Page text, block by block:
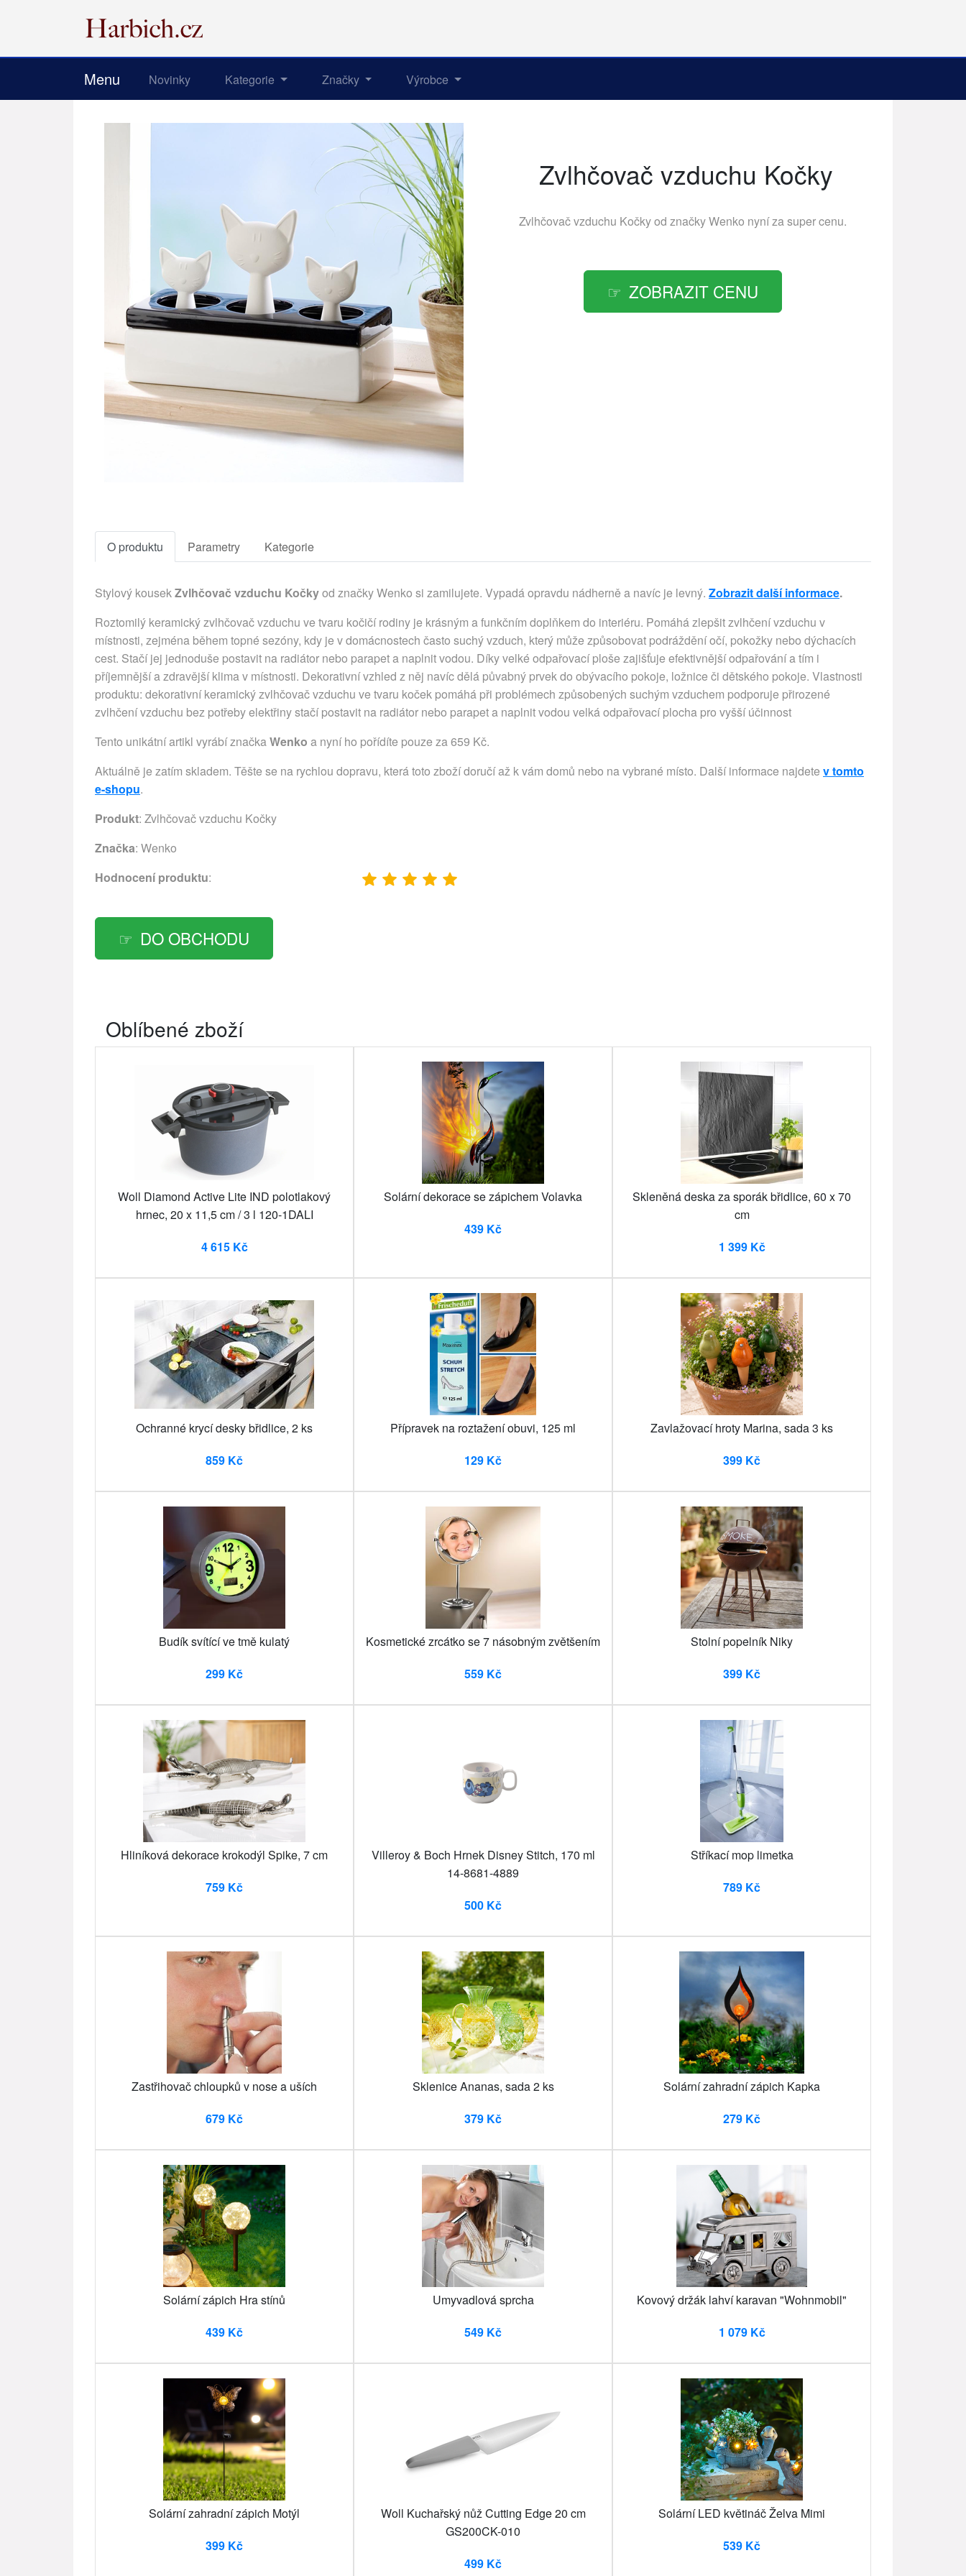
Menu Novinky Kategorie Značky Výrobce
Zvlhčovač vzduchu Kočky
Zvlhčovač vzduchu Kočky od značkyWenko nyní za super cenu.
ZOBRAZIT CENU
O produktu Parametry Kategorie
Stylový kousekZvlhčovač vzduchu Kočkyod značky Wenko si zamilujete. Vypadá opravdu nádherně a navíc je levný. Zobrazit další informace.
Roztomilý keramický zvlhčovač vzduchu ve tvaru kočičí rodiny je krásným a funkčním doplňkem do interiéru. Pomáhá zlepšit zvlhčení vzduchu v
místnosti, zejména během topné sezóny, kdy je v domácnostech často suchý vzduch, který může způsobovat podráždění očí, pokožky nebo dýchacích
cest. Stačí jej jednoduše postavit na radiátor nebo parapet a naplnit vodou. Díky velké odpařovací ploše zajišťuje efektivnější odpařování a tím i
příjemnější a zdravější klima v místnosti. Dekorativní vzhled z něj navíc dělá půvabný prvek do obývacího pokoje, ložnice či dětského pokoje. Vlastnosti
produktu: dekorativní keramický zvlhčovač vzduchu ve tvaru koček pomáhá při problémech způsobených suchým vzduchem podporuje přirozené
zvlhčení vzduchu bez potřeby elektřiny stačí postavit na radiátor nebo parapet a naplnit vodou velká odpařovací plocha pro vyšší účinnost
Tento unikátní artikl vyrábí značkaWenko a nyní ho pořídíte pouze za 659 Kč.
Aktuálně je zatím skladem. Těšte se na rychlou dopravu, která toto zboží doručí až k vám domů nebo na vybrané místo. Další informace najdete v tomto
e-shopu.
Produkt: Zvlhčovač vzduchu Kočky
Značka: Wenko
Hodnocení produktu:
DO OBCHODU
Oblíbené zboží
Woll Diamond Active Lite IND polotlakový
hrnec, 20 x 11,5 cm / 3 l 120-1DALI
4 615 Kč
Solární dekorace se zápichem Volavka
439 Kč
Skleněná deska za sporák břidlice, 60 x 70
cm
1 399 Kč
Ochranné krycí desky břidlice, 2 ks
859 Kč
Přípravek na roztažení obuvi, 125 ml
129 Kč
Zavlažovací hroty Marina, sada 3 ks
399 Kč
Budík svítící ve tmě kulatý
299 Kč
Kosmetické zrcátko se 7 násobným zvětšením
559 Kč
Stolní popelník Niky
399 Kč
Hliníková dekorace krokodýl Spike, 7 cm
759 Kč
Villeroy & Boch Hrnek Disney Stitch, 170 ml
14-8681-4889
500 Kč
Stříkací mop limetka
789 Kč
Zastřihovač chloupků v nose a uších
679 Kč
Sklenice Ananas, sada 2 ks
379 Kč
Solární zahradní zápich Kapka
279 Kč
Solární zápich Hra stínů
439 Kč
Umyvadlová sprcha
549 Kč
Kovový držák lahví karavan "Wohnmobil"
1 079 Kč
Solární zahradní zápich Motýl
399 Kč
Woll Kuchařský nůž Cutting Edge 20 cm
GS200CK-010
499 Kč
Solární LED květináč Želva Mimi
539 Kč